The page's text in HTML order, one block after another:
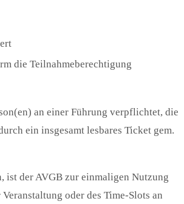
die Teilnahmeberechtigung
an einer Führung verpflichtet, die
ein insgesamt lesbares Ticket gem.
ist der AVGB zur einmaligen Nutzung
oder des Time-Slots an